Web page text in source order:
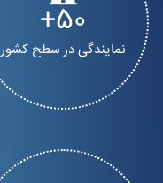
50
نمایندگی در سطح کشور